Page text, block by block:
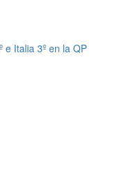
e Italia 3º en la QP